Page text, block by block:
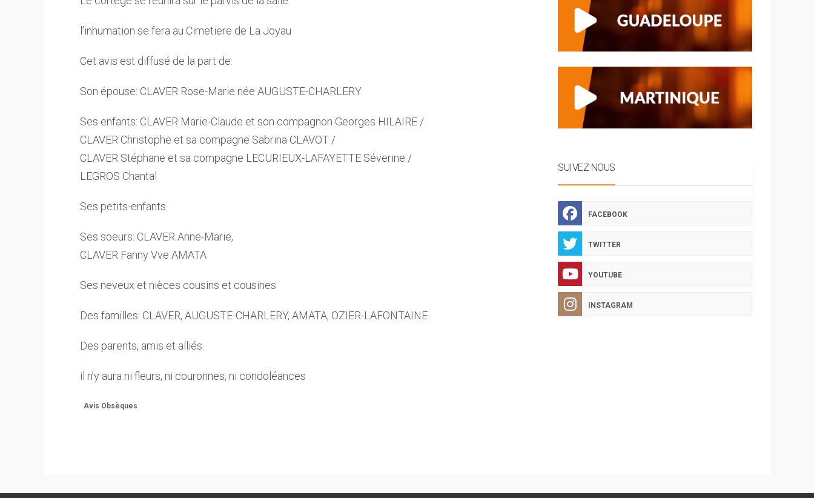
l’inhumation se fera au Cimetiere de La Joyau
Cet avis est diffusé de la part de:
Son épouse: CLAVER Rose-Marie née AUGUSTE-CHARLERY
Ses enfants: CLAVER Marie-Claude et son compagnon Georges HILAIRE /
CLAVER Christophe et sa compagne Sabrina CLAVOT /
CLAVER Stéphane et sa compagne LECURIEUX-LAFAYETTE Séverine /
LEGROS Chantal
Ses petits-enfants
Ses soeurs: CLAVER Anne-Marie,
CLAVER Fanny Vve AMATA
Ses neveux et nièces cousins et cousines
Des familles: CLAVER, AUGUSTE-CHARLERY, AMATA, OZIER-LAFONTAINE
Des parents, amis et alliés.
il n’y aura ni fleurs, ni couronnes, ni condoléances
Avis Obsèques
SUIVEZ NOUS
FACEBOOK
TWITTER
YOUTUBE
INSTAGRAM